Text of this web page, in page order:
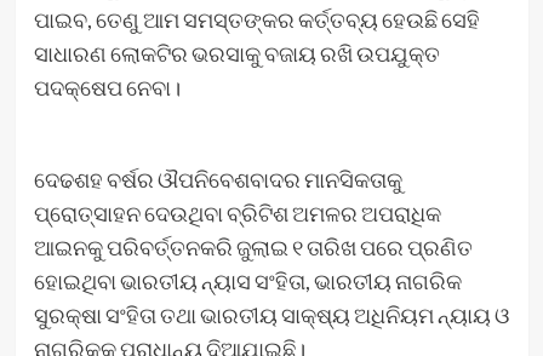
ପାଇବ, ତେଣୁ ଆମ ସମସ୍ତଙ୍କର କର୍ତ୍ତବ୍ୟ ହେଉଛି ସେହି
ସାଧାରଣ ଲୋକଟିର ଭରସାକୁ ବଜାୟ ରଖି ଉପଯୁକ୍ତ
ପଦକ୍ଷେପ ନେବା।
ଦେଢଶହ ବର୍ଷର ଔପନିବେଶବାଦର ମାନସିକତାକୁ
ପ୍ରୋତ୍ସାହନ ଦେଉଥିବା ବ୍ରିଟିଶ ଅମଳର ଅପରାଧିକ
ଆଇନକୁ ପରିବର୍ତ୍ତନକରି ଜୁଲାଇ ୧ ତାରିଖ ପରେ ପ୍ରଣିତ
ହୋଇଥିବା ଭାରତୀୟ ନ୍ୟାସ ସଂହିତା, ଭାରତୀୟ ନାଗରିକ
ସୁରକ୍ଷା ସଂହିତା ତଥା ଭାରତୀୟ ସାକ୍ଷ୍ୟ ଅଧିନିୟମ ନ୍ୟାୟ ଓ
ନାଗରିକକୁ ପ୍ରାଧାନ୍ୟ ଦିଆଯାଇଛି।